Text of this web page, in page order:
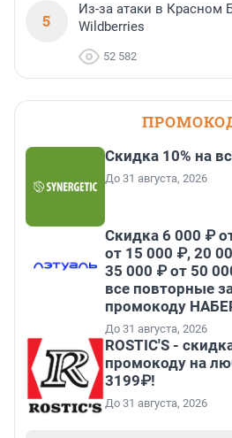
5
Из-за атаки в Красном
Wildberries
52 582
Скидка 10% на
До 31 августа, 2026
Скидка 6 000 ₽
от 15 000 ₽, 20
35 000 ₽ от 50
все повторные
промокоду
До 31 августа, 2026
ROSTIC'S -
промокоду на
3199₽!
До 31 августа, 2026